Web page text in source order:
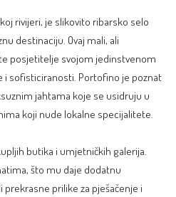
rivijeri, je slikovito ribarsko selo
destinaciju. Ovaj mali, ali
posjetitelje svojom jedinstvenom
sofisticiranosti. Portofino je poznat
jahtama koje se usidruju u
koji nude lokalne specijalitete.
butika i umjetničkih galerija.
što mu daje dodatnu
prilike za pješačenje i